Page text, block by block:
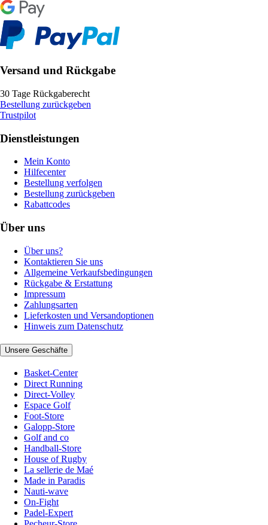
Versand und Rückgabe
30 Tage Rückgaberecht
Bestellung zurückgeben
Trustpilot
Dienstleistungen
Mein Konto
Hilfecenter
Bestellung verfolgen
Bestellung zurückgeben
Rabattcodes
Über uns
Über uns?
Kontaktieren Sie uns
Allgemeine Verkaufsbedingungen
Rückgabe & Erstattung
Impressum
Zahlungsarten
Lieferkosten und Versandoptionen
Hinweis zum Datenschutz
Unsere Geschäfte
Basket-Center
Direct Running
Direct-Volley
Espace Golf
Foot-Store
Galopp-Store
Golf and co
Handball-Store
House of Rugby
La sellerie de Maé
Made in Paradis
Nauti-wave
On-Fight
Padel-Expert